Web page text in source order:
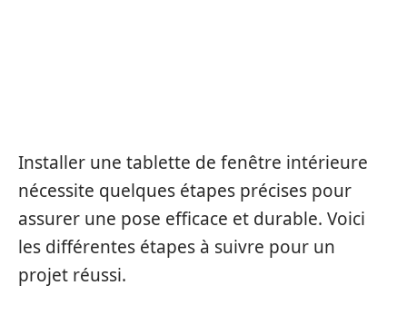
Installer une tablette de fenêtre intérieure
nécessite quelques étapes précises pour
assurer une pose efficace et durable. Voici
les différentes étapes à suivre pour un
projet réussi.